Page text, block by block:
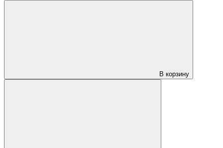
В корзину